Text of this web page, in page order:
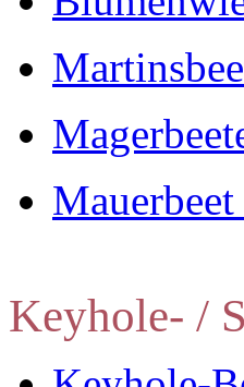
Keyhole- /